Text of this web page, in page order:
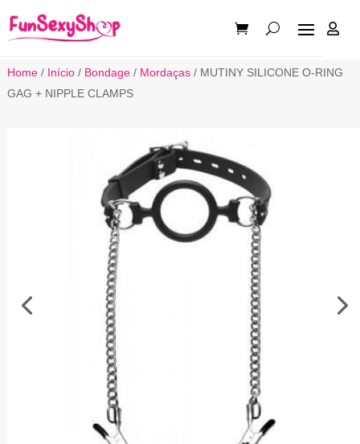

Home/ Início/ Bondage/ Mordaças/ MUTINY SILICONE O-RING
GAG + NIPPLE CLAMPS